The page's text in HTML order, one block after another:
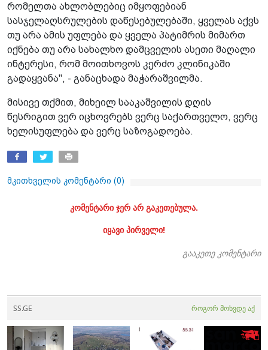
რომელთა ახლობლებიც იმყოფებიან
სასჯელაღსრულების დაწესებულებაში, ყველას აქვს
თუ არა ამის უფლება და ყველა პატიმრის მიმართ
იქნება თუ არა სახალხო დამცველის ასეთი მაღალი
ინტერესი, რომ მოითხოვოს კერძო კლინიკაში
გადაყვანა", - განაცხადა მაჭარაშვილმა.
მისივე თქმით, მიხეილ სააკაშვილის დღის
წესრიგით ვერ იცხოვრებს ვერც საქართველო, ვერც
ხელისუფლება და ვერც საზოგადოება.
მკითხველის კომენტარი (0)
კომენტარი ჯერ არ გაკეთებულა.
იყავი პირველი!
გააკეთე კომენტარი
SS.GE როგორ მოხვდე აქ